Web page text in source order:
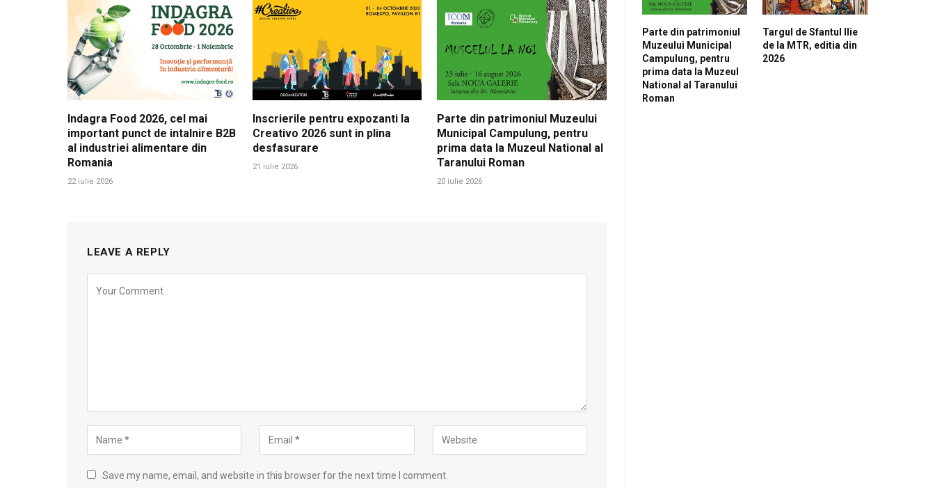
Indagra Food 2026, cel mai
important punct de intalnire B2B
al industriei alimentare din
Romania
22 iulie 2026
Inscrierile pentru expozanti la
Creativo 2026 sunt in plina
desfasurare
21 iulie 2026
Parte din patrimoniul Muzeului
Municipal Campulung, pentru
prima data la Muzeul National al
Taranului Roman
20 iulie 2026
LEAVE A REPLY
Save my name, email, and website in this browser for the next time I comment.
Parte din patrimoniul
Muzeului Municipal
Campulung, pentru
prima data la Muzeul
National al Taranului
Roman
Targul de Sfantul Ilie
de la MTR, editia din
2026